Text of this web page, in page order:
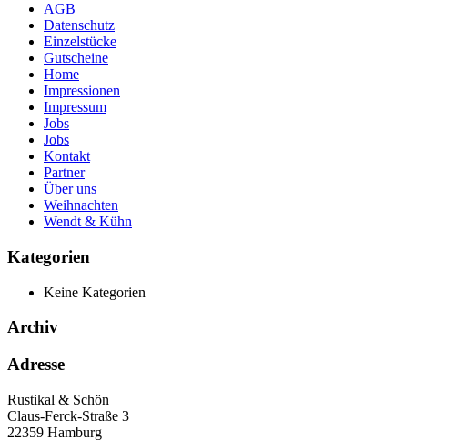
AGB
Datenschutz
Einzelstücke
Gutscheine
Home
Impressionen
Impressum
Jobs
Jobs
Kontakt
Partner
Über uns
Weihnachten
Wendt & Kühn
Kategorien
Keine Kategorien
Archiv
Adresse
Rustikal & Schön
Claus-Ferck-Straße 3
22359 Hamburg